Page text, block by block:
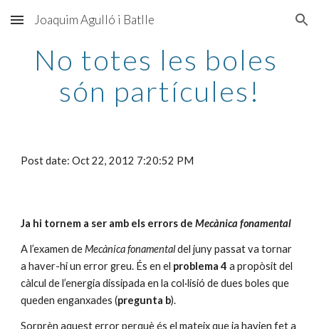
Skip to main content Skip to navigation
Joaquim Agulló i Batlle
No totes les boles
són partícules!
Post date: Oct 22, 2012 7:20:52 PM
Ja hi tornem a ser amb els errors de Mecànica fonamental
A l’examen de Mecànica fonamental del juny passat va tornar
a haver-hi un error greu. És en el problema 4 a propòsit del
càlcul de l’energia dissipada en la col·lisió de dues boles que
queden enganxades (pregunta b).
Sorprèn aquest error perquè és el mateix que ja havien fet a